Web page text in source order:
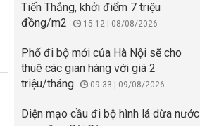
Tiến Thắng, khởi điểm 7 triệu
đồng/m2
15:12 | 08/08/2026
Phố đi bộ mới của Hà Nội sẽ cho
thuê các gian hàng với giá 2
triệu/tháng
09:33 | 09/08/2026
Diện mạo cầu đi bộ hình lá dừa nước